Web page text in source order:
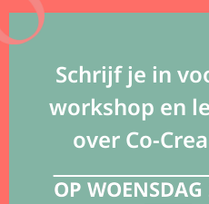
Schrijf je in
workshop en
over Co-Crea
OP WOENSDAG